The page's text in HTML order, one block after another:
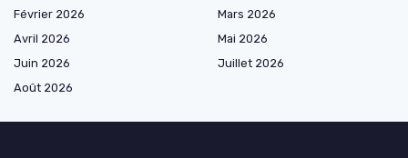
Février 2026
Mars 2026
Avril 2026
Mai 2026
Juin 2026
Juillet 2026
Août 2026